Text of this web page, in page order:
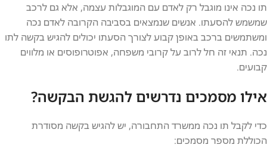
תו נכה אינו מוגבל רק לאדם עם המוגבלות עצמה, אלא גם לרכב
שמשמש להסעתו. אנשים שנמצאים בסביבה הקרובה לאדם נכה
ומשתמשים ברכב באופן קבוע לצורך הסעתו יכולים להגיש בקשה לתו
נכה. תנאי זה חל לרוב על קרובי משפחה, אפוטרופוסים או מלווים
קבועים.
אילו מסמכים נדרשים להגשת הבקשה?
כדי לקבל תו נכה ממשרד התחבורה, יש להגיש בקשה מסודרת
הכוללת מספר מסמכים: